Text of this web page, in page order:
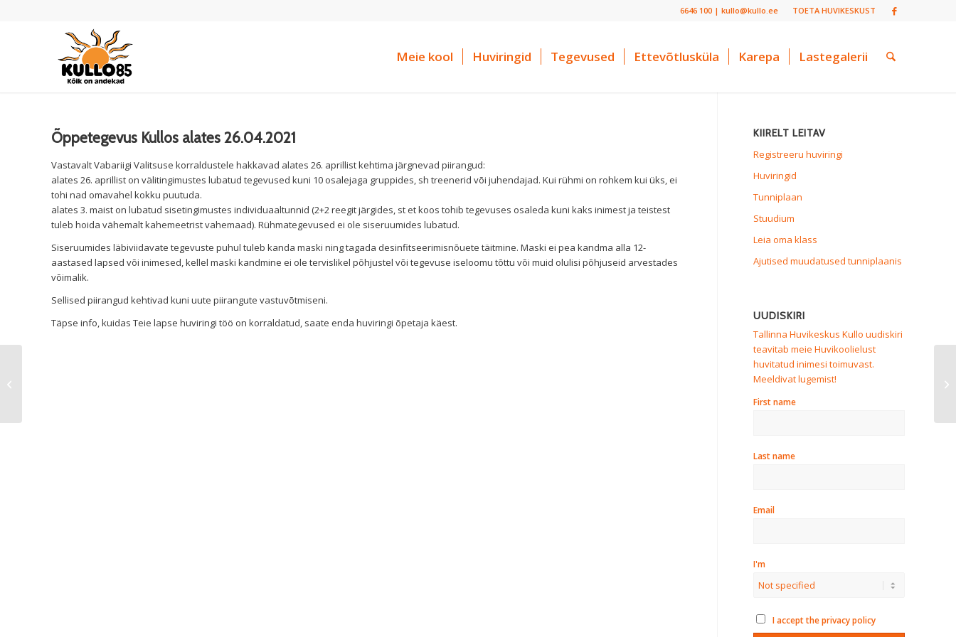
TOETA HUVIKESKUST
6646 100 | kullo@kullo.ee
Meie kool Huviringid Tegevused Ettevõtlusküla Karepa Lastegalerii
Õppetegevus Kullos alates 26.04.2021
Vastavalt Vabariigi Valitsuse korraldustele hakkavad alates 26. aprillist kehtima järgnevad piirangud:
alates 26. aprillist on välitingimustes lubatud tegevused kuni 10 osalejaga gruppides, sh treenerid või juhendajad. Kui rühmi on rohkem kui üks, ei
tohi nad omavahel kokku puutuda.
alates 3. maist on lubatud sisetingimustes individuaaltunnid (2+2 reegit järgides, st et koos tohib tegevuses osaleda kuni kaks inimest ja teistest
tuleb hoida vähemalt kahemeetrist vahemaad). Rühmategevused ei ole siseruumides lubatud.
Siseruumides läbiviidavate tegevuste puhul tuleb kanda maski ning tagada desinfitseerimisnõuete täitmine. Maski ei pea kandma alla 12-
aastased lapsed või inimesed, kellel maski kandmine ei ole tervislikel põhjustel või tegevuse iseloomu tõttu või muid olulisi põhjuseid arvestades
võimalik.
Sellised piirangud kehtivad kuni uute piirangute vastuvõtmiseni.
Täpse info, kuidas Teie lapse huviringi töö on korraldatud, saate enda huviringi õpetaja käest.
KIIRELT LEITAV
Registreeru huviringi
Huviringid
Tunniplaan
Stuudium
Leia oma klass
Ajutised muudatused tunniplaanis
UUDISKIRI
Tallinna Huvikeskus Kullo uudiskiri
teavitab meie Huvikoolielust
huvitatud inimesi toimuvast.
Meeldivat lugemist!
First name
Last name
Email
I'm
I accept the privacy policy